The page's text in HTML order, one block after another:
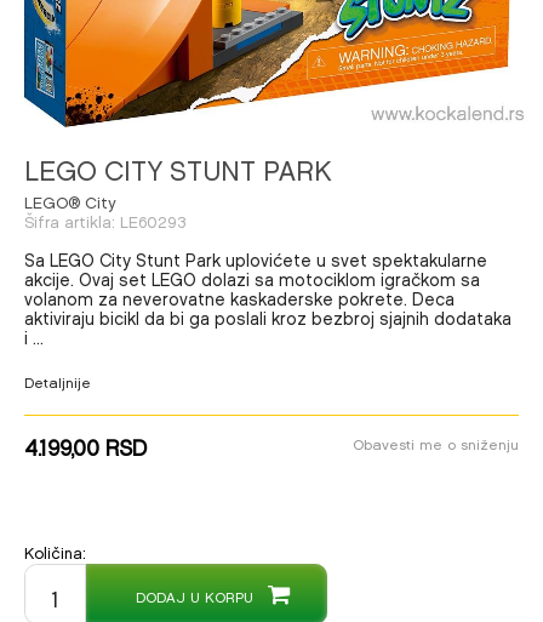
LEGO CITY STUNT PARK
LEGO® City
Šifra artikla: LE60293
Sa LEGO City Stunt Park uplovićete u svet spektakularne
akcije. Ovaj set LEGO dolazi sa motociklom igračkom sa
volanom za neverovatne kaskaderske pokrete. Deca
aktiviraju bicikl da bi ga poslali kroz bezbroj sjajnih dodataka
i...
Detaljnije
4.199,00RSD Obavesti me o sniženju
Količina:
DODAJ U KORPU